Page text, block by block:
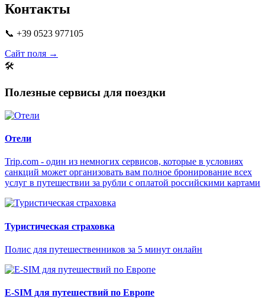
Контакты
📞 +39 0523 977105
Сайт поля →
🛠
Полезные сервисы для поездки
Отели
Trip.com - один из немногих сервисов, которые в условиях
санкций может организовать вам полное бронирование всех
услуг в путешествии за рубли с оплатой российскими картами
Туристическая страховка
Полис для путешественников за 5 минут онлайн
E-SIM для путешествий по Европе